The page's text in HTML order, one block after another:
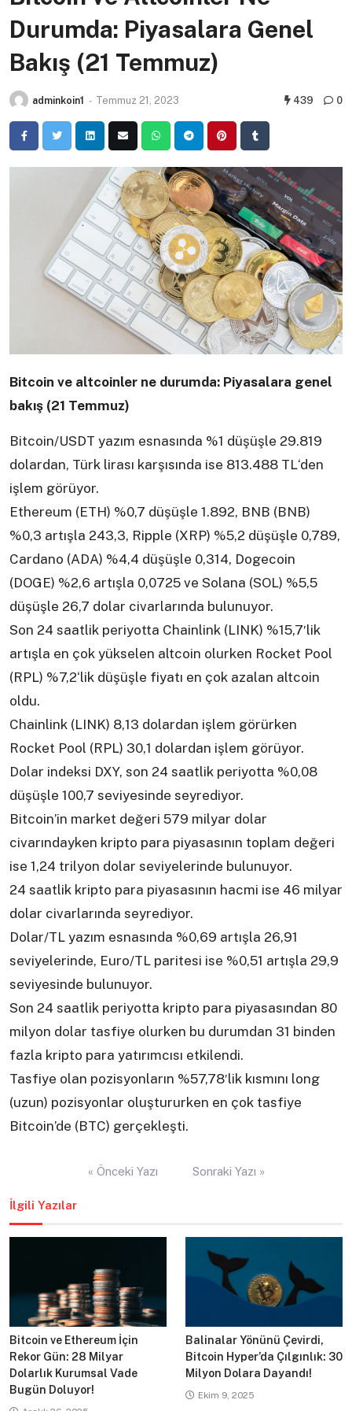
Durumda: Piyasalara Genel
Bakış (21 Temmuz)
adminkoin1 - Temmuz 21, 2023 439 0
Bitcoin ve altcoinler ne durumda: Piyasalara genel
bakış (21 Temmuz)
Bitcoin/USDT yazım esnasında %1 düşüşle 29.819
dolardan, Türk lirası karşısında ise 813.488 TL‘den
işlem görüyor.
Ethereum (ETH) %0,7 düşüşle 1.892, BNB (BNB)
%0,3 artışla 243,3, Ripple (XRP) %5,2 düşüşle 0,789,
Cardano (ADA) %4,4 düşüşle 0,314, Dogecoin
(DOGE) %2,6 artışla 0,0725 ve Solana (SOL) %5,5
düşüşle 26,7 dolar civarlarında bulunuyor.
Son 24 saatlik periyotta Chainlink (LINK) %15,7′lik
artışla en çok yükselen altcoin olurken Rocket Pool
(RPL) %7,2‘lik düşüşle fiyatı en çok azalan altcoin
oldu.
Chainlink (LINK) 8,13 dolardan işlem görürken
Rocket Pool (RPL) 30,1 dolardan işlem görüyor.
Dolar indeksi DXY, son 24 saatlik periyotta %0,08
düşüşle 100,7 seviyesinde seyrediyor.
Bitcoin’in market değeri 579 milyar dolar
civarındayken kripto para piyasasının toplam değeri
ise 1,24 trilyon dolar seviyelerinde bulunuyor.
24 saatlik kripto para piyasasının hacmi ise 46 milyar
dolar civarlarında seyrediyor.
Dolar/TL yazım esnasında %0,69 artışla 26,91
seviyelerinde, Euro/TL paritesi ise %0,51 artışla 29,9
seviyesinde bulunuyor.
Son 24 saatlik periyotta kripto para piyasasından 80
milyon dolar tasfiye olurken bu durumdan 31 binden
fazla kripto para yatırımcısı etkilendi.
Tasfiye olan pozisyonların %57,78′lik kısmını long
(uzun) pozisyonlar oluştururken en çok tasfiye
Bitcoin’de (BTC) gerçekleşti.
« Önceki Yazı Sonraki Yazı »
İlgili Yazılar
Bitcoin ve Ethereum İçin
Rekor Gün: 28 Milyar
Dolarlık Kurumsal Vade
Bugün Doluyor!
Balinalar Yönünü Çevirdi,
Bitcoin Hyper’da Çılgınlık: 30
Milyon Dolara Dayandı!
Ekim 9, 2025